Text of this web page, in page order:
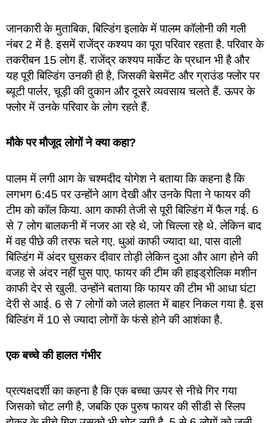
जानकारी के मुताबिक, बिल्डिंग इलाके में पालम कॉलोनी की गली
नंबर 2 में है. इसमें राजेंद्र कश्यप का पूरा परिवार रहता है. परिवार के
तकरीबन 15 लोग हैं. राजेंद्र कश्यप मार्केट के प्रधान भी है और
यह पूरी बिल्डिंग उनकी ही है, जिसकी बेसमेंट और ग्राउंड फ्लोर पर
ब्यूटी पार्लर, चूड़ी की दुकान और दूसरे व्यवसाय चलते हैं. ऊपर के
फ्लोर में उनके परिवार के लोग रहते हैं.
मौके पर मौजूद लोगों ने क्या कहा?
पालम में लगी आग के चश्मदीद योगेश ने बताया कि कहना है कि
लगभग 6:45 पर उन्होंने आग देखी और उनके पिता ने फायर की
टीम को कॉल किया. आग काफी तेजी से पूरी बिल्डिंग में फैल गई. 6
से 7 लोग बालकनी में नजर आ रहे थे, जो चिल्ला रहे थे. लेकिन बाद
में वह पीछे की तरफ चले गए. धुआं काफी ज्यादा था, पास वाली
बिल्डिंग में अंदर घुसकर दीवार तोड़ी लेकिन दुआ और आग होने की
वजह से अंदर नहीं घुस पाए. फायर की टीम की हाइड्रोलिक मशीन
काफी देर से खुली. उन्होंने बताया कि फायर की टीम भी आधा घंटा
देरी से आई. 6 से 7 लोगों को जले हालत में बाहर निकल गया है. इस
बिल्डिंग में 10 से ज्यादा लोगों के फंसे होने की आशंका है.
एक बच्चे की हालत गंभीर
प्रत्यक्षदर्शी का कहना है कि एक बच्चा ऊपर से नीचे गिर गया
जिसको चोट लगी है, जबकि एक पुरुष फायर की सीडी से स्लिप